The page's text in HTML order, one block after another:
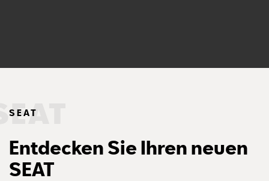
SEAT
Entdecken Sie Ihren neuen
SEAT